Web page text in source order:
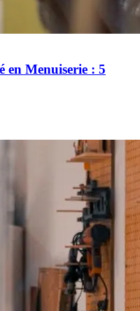
en Menuiserie : 5